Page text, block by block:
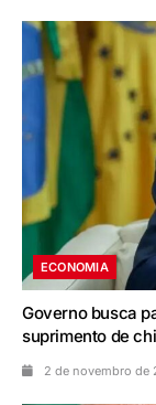
ECONOMIA
Governo busca
suprimento de
2 de novembro de